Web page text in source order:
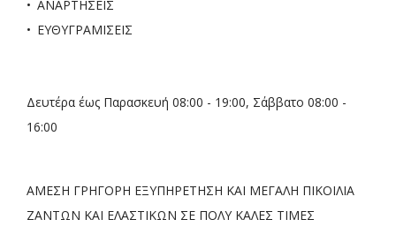
ΑΝΑΡΤΗΣΕΙΣ
ΕΥΘΥΓΡΑΜΙΣΕΙΣ
Δευτέρα έως Παρασκευή 08:00 - 19:00, Σάββατο 08:00 -
16:00
ΑΜΕΣΗ ΓΡΗΓΟΡΗ ΕΞΥΠΗΡΕΤΗΣΗ ΚΑΙ ΜΕΓΑΛΗ ΠΙΚΟΙΛΙΑ
ΖΑΝΤΩΝ ΚΑΙ ΕΛΑΣΤΙΚΩΝ ΣΕ ΠΟΛΥ ΚΑΛΕΣ ΤΙΜΕΣ